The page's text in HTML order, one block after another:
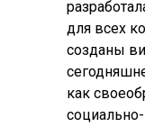
для всех
созданы
как